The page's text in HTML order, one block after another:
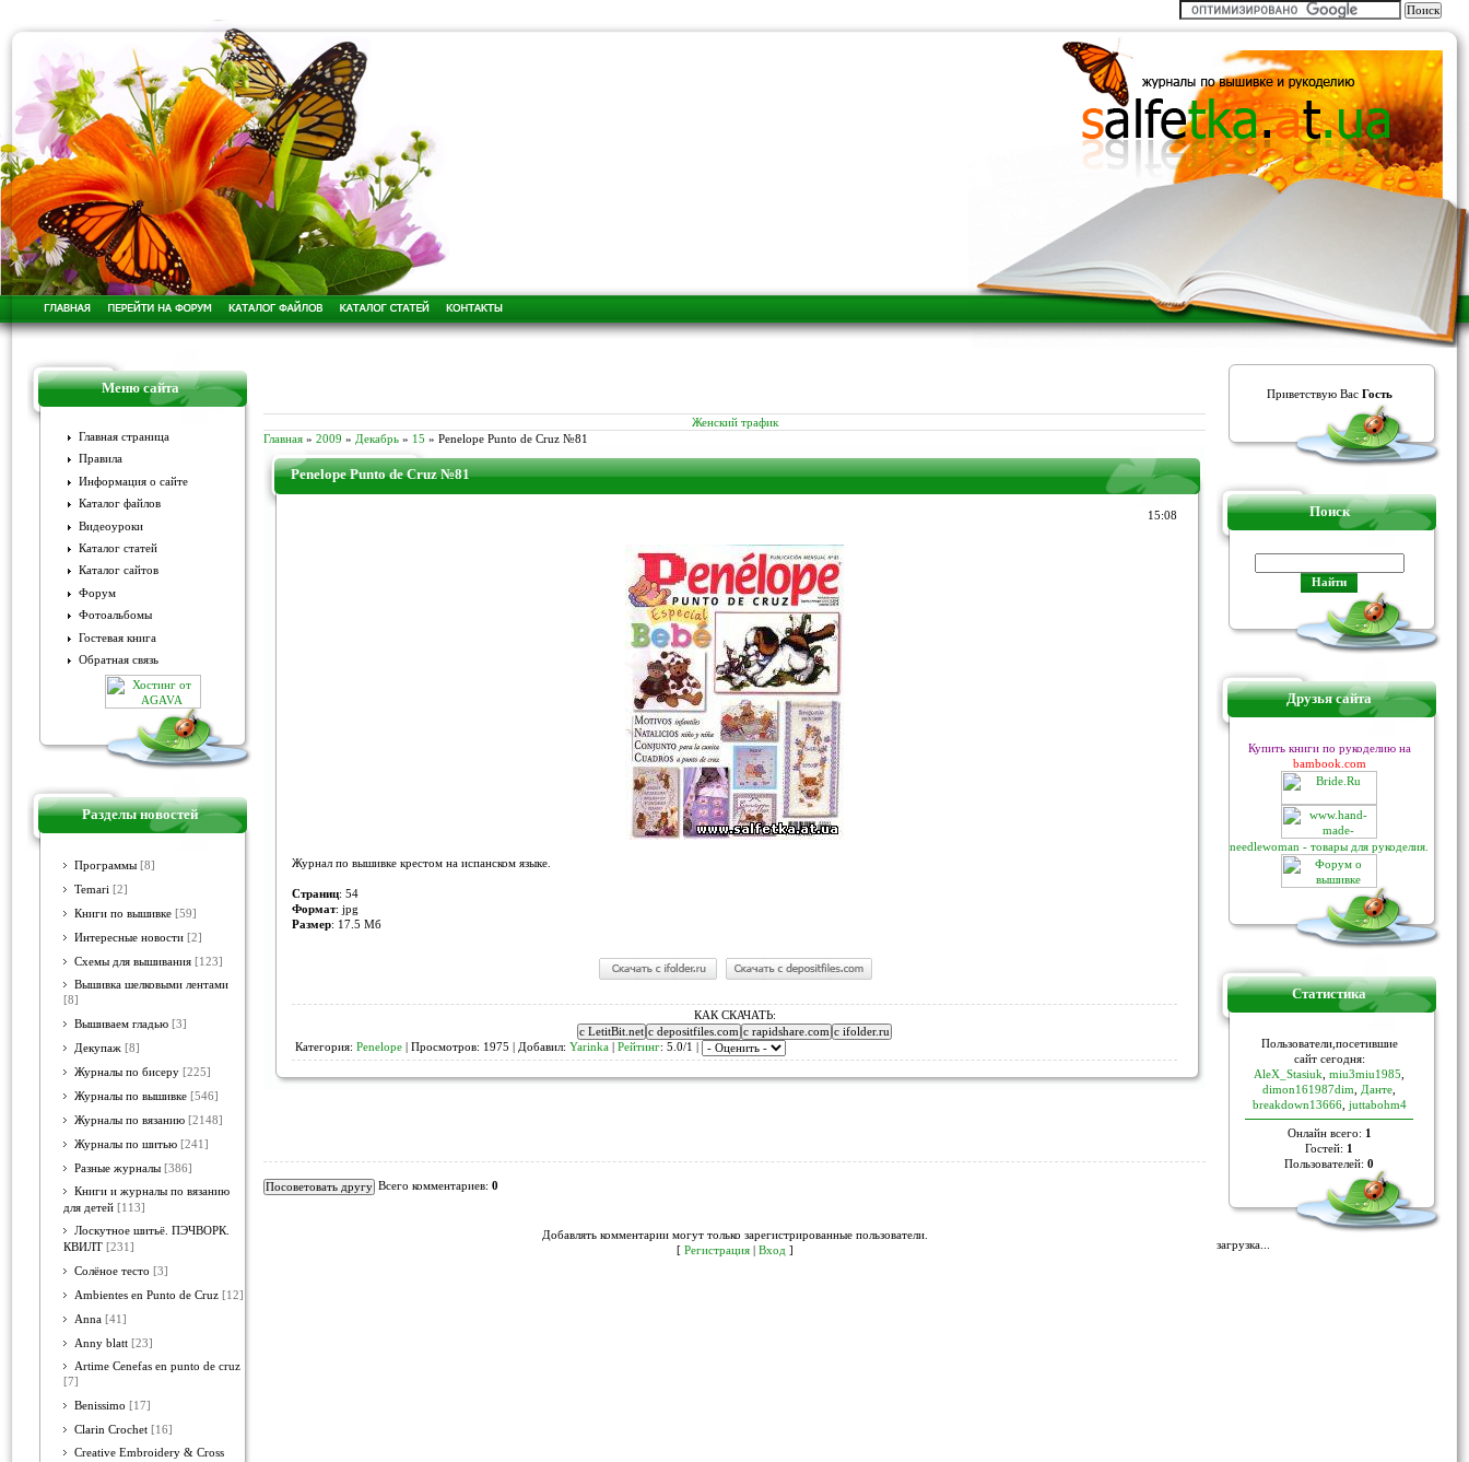
Меню сайта
Главная страница
Правила
Информация о сайте
Каталог файлов
Видеоуроки
Каталог статей
Каталог сайтов
Форум
Фотоальбомы
Гостевая книга
Обратная связь
Разделы новостей
Программы [8]
Temari [2]
Книги по вышивке [59]
Интересные новости [2]
Схемы для вышивания [123]
Вышивка шелковыми лентами
[8]
Вышиваем гладью [3]
Декупаж [8]
Журналы по бисеру [225]
Журналы по вышивке [546]
Журналы по вязанию [2148]
Журналы по шитью [241]
Разные журналы [386]
Книги и журналы по вязанию
для детей [113]
Лоскутное шитьё. ПЭЧВОРК.
КВИЛТ [231]
Солёное тесто [3]
Ambientes en Punto de Cruz [12]
Anna [41]
Anny blatt [23]
Artime Cenefas en punto de cruz
[7]
Benissimo [17]
Clarin Crochet [16]
Creative Embroidery & Cross
Женский трафик
Главная » 2009 » Декабрь » 15 » Penelope Punto de Cruz №81
Penelope Punto de Cruz №81
15:08
Журнал по вышивке крестом на испанском языке.
Страниц: 54
Формат: jpg
Размер: 17.5 Mб
КАК СКАЧАТЬ:
Категория: Penelope | Просмотров: 1975 | Добавил: Yarinka Рейтинг: 5.0/1 |
Всего комментариев: 0
Добавлять комментарии могут только зарегистрированные пользователи.
[ Регистрация| Вход ]
Приветствую Вас Гость
Поиск
Друзья сайта
Купить книги по рукоделию на
bambook.com
needlewoman - товары для рукоделия.
Статистика
Пoльзoвaтели,пoceтившие
caйт ceгoдня:
AleX_Stasiuk miu3miu1985
dimon161987dim
Данте
breakdown13666, juttabohm4
Онлайн всего: 1
Гостей: 1
Пользователей: 0
загрузка...